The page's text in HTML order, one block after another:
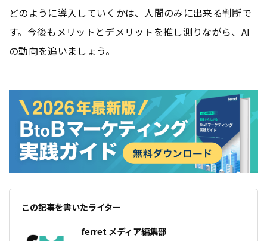
どのように導入していくかは、人間のみに出来る判断で
す。今後もメリットとデメリットを推し測りながら、AI
の動向を追いましょう。
この記事を書いたライター
ferret メディア編集部